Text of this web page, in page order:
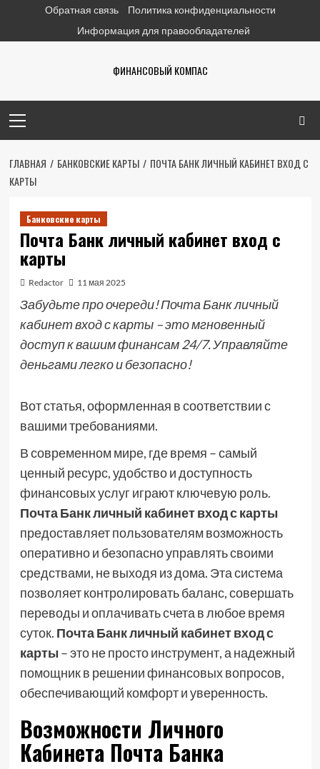
содержимому
Обратная связь
Политика конфиденциальности
Информация для правообладателей
ФИНАНСОВЫЙ КОМПАС
меню
ГЛАВНАЯ БАНКОВСКИЕ КАРТЫ
ПОЧТА БАНК ЛИЧНЫЙ КАБИНЕТ ВХОД С
КАРТЫ
Банковские карты
Почта Банк личный кабинет вход с
карты
Redactor 11 мая 2025
Забудьте про очереди! Почта Банк личный
кабинет вход с карты – это мгновенный
доступ к вашим финансам 24/7. Управляйте
деньгами легко и безопасно!
Вот статья, оформленная в соответствии с
вашими требованиями.
В современном мире, где время – самый
ценный ресурс, удобство и доступность
финансовых услуг играют ключевую роль.
Почта Банк личный кабинет вход с карты
предоставляет пользователям возможность
оперативно и безопасно управлять своими
средствами, не выходя из дома. Эта система
позволяет контролировать баланс, совершать
переводы и оплачивать счета в любое время
суток. Почта Банк личный кабинет вход с
карты – это не просто инструмент, а надежный
помощник в решении финансовых вопросов,
обеспечивающий комфорт и уверенность.
Возможности Личного
Кабинета Почта Банка